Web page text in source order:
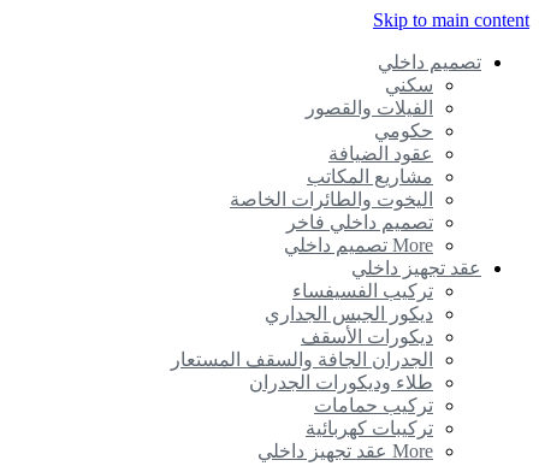
Skip to main
تصميم داخلي
سكني
الفيلات والقصور
حكومي
عقود الضيافة
مشاريع المكاتب
اليخوت والطائرات الخاصة
تصميم داخلي فاخر
More تصميم داخلي
عقد تجهيز داخلي
تركيب الفسيفساء
ديكور الجبس الجداري
ديكورات الأسقف
الجدران الجافة والسقف المستعار
طلاء وديكورات الجدران
تركيب حمامات
تركيبات كهربائية
More عقد تجهيز داخلي